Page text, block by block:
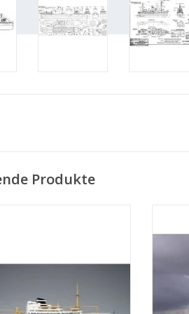
Produkte